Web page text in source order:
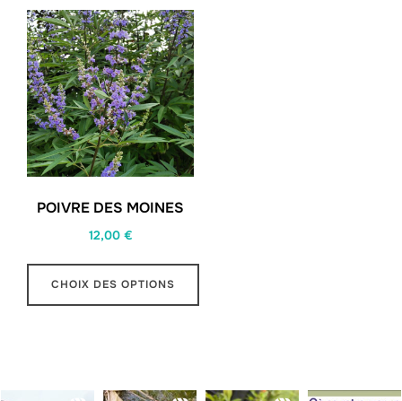
POIVRE DES MOINES
12,00 €
CHOIX DES OPTIONS
plusieurs